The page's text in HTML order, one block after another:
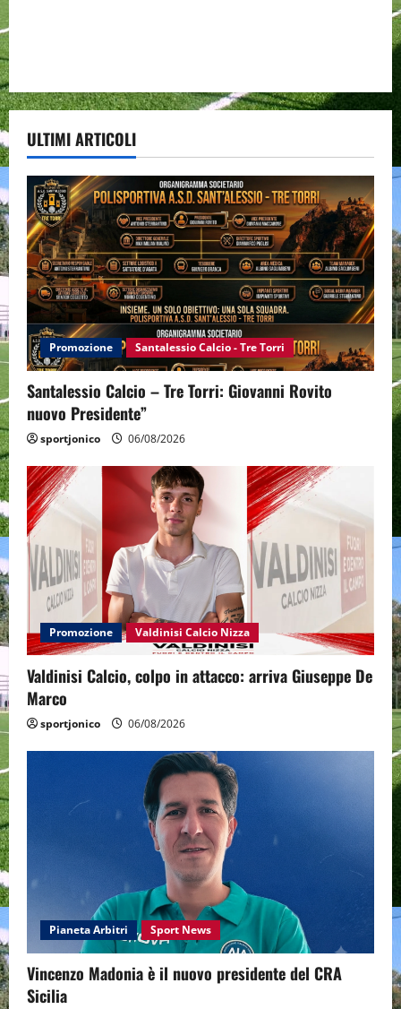
ULTIMI ARTICOLI
Promozione Santalessio Calcio - Tre Torri
Santalessio Calcio – Tre Torri: Giovanni Rovito
nuovo Presidente”
sportjonico 06/08/2026
Promozione Valdinisi Calcio Nizza
Valdinisi Calcio, colpo in attacco: arriva Giuseppe De
Marco
sportjonico 06/08/2026
Pianeta Arbitri Sport News
Vincenzo Madonia è il nuovo presidente del CRA
Sicilia